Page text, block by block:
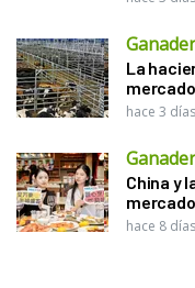
La
hace 3 días
China y
hace 8 días